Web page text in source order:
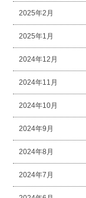
2025年2月
2025年1月
2024年12月
2024年11月
2024年10月
2024年9月
2024年8月
2024年7月